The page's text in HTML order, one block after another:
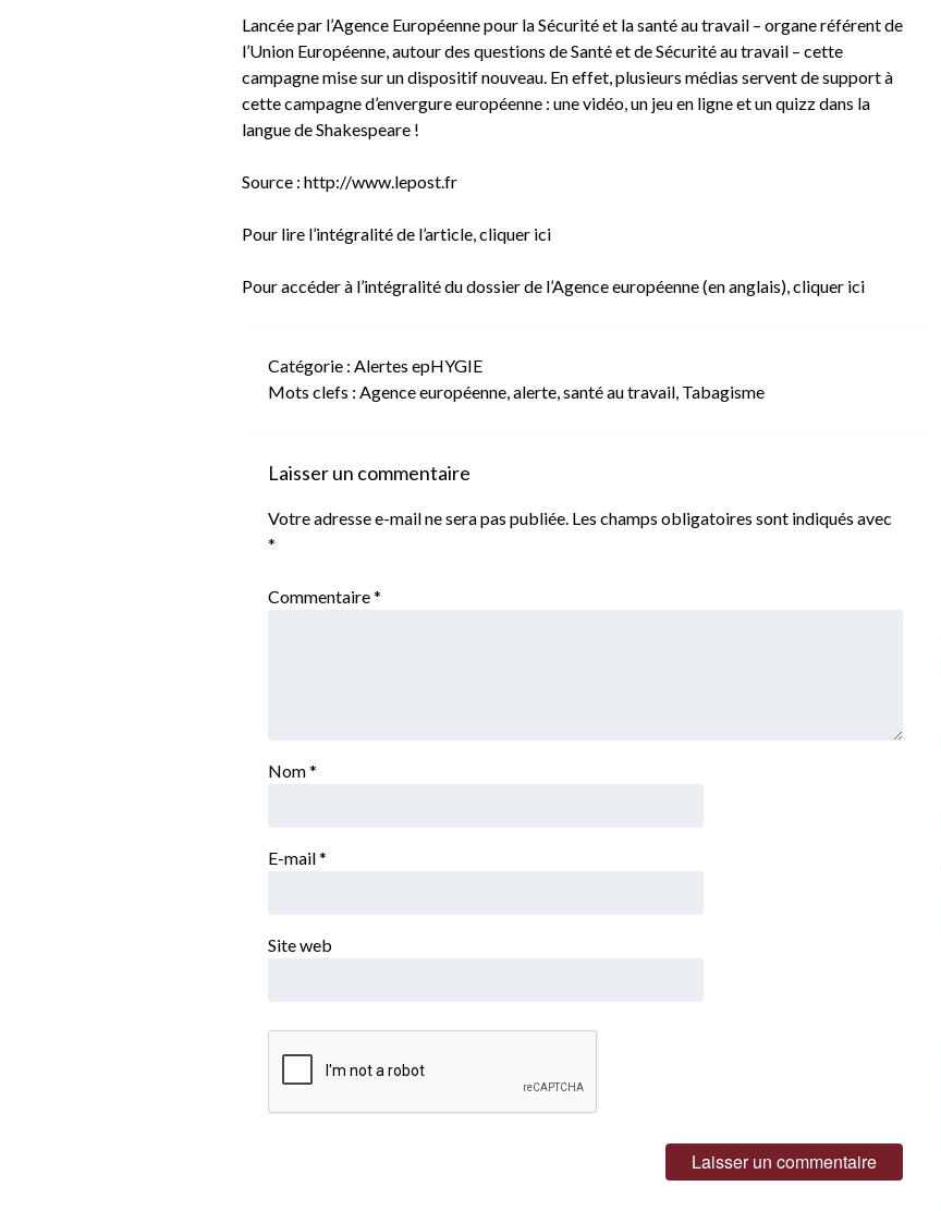
Lancée par l’Agence Européenne pour la Sécurité et la santé au travail – organe référent de
l’Union Européenne, autour des questions de Santé et de Sécurité au travail – cette
campagne mise sur un dispositif nouveau. En effet, plusieurs médias servent de support à
cette campagne d’envergure européenne : une vidéo, un jeu en ligne et un quizz dans la
langue de Shakespeare !
Source : http://www.lepost.fr
Pour lire l’intégralité de l’article,cliquer ici
Pour accéder à l’intégralité du dossier de l’Agence européenne (en anglais),cliquer ici
Catégorie : Alertes epHYGIE
Mots clefs : Agence européenne,alerte,santé au travail, Tabagisme
Laisser un commentaire
Votre adresse e-mail ne sera pas publiée. Les champs obligatoires sont indiqués avec
*
Commentaire*
Nom*
E-mail*
Site web